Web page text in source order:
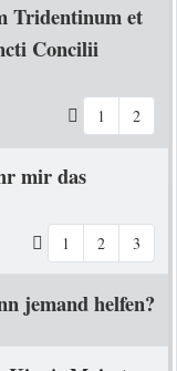
Tridentinum et
Concilii
1 2
mir das
1 2 3
jemand helfen?